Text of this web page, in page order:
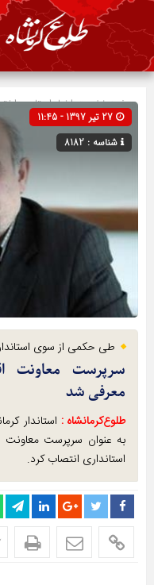
صفحه نخستاخبار استان»
شناسه : 8182
طی حکمی از سوی
سرپرست معاونت
معرفی شد
طلوع‌‌کرمانشاه : استاندار
به عنوان سرپرست معاونت
استانداری انتصاب کرد.